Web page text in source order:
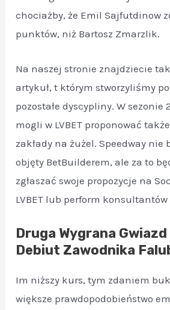
chociażby, że Emil Sajfutdinow
punktów, niż Bartosz Zmarzlik.
Na naszej stronie znajdziecie
artykuł, t którym stworzyliśmy
pozostałe dyscypliny. W sezonie
mogli w LVBET proponować także
zakłady na żużel. Speedway nie
objęty BetBuilderem, ale za to
zgłaszać swoje propozycje na
LVBET lub perform
Druga Wygrana
Debiut Zawodnika
Im niższy kurs, tym zdaniem
większe prawdopodobieństwo